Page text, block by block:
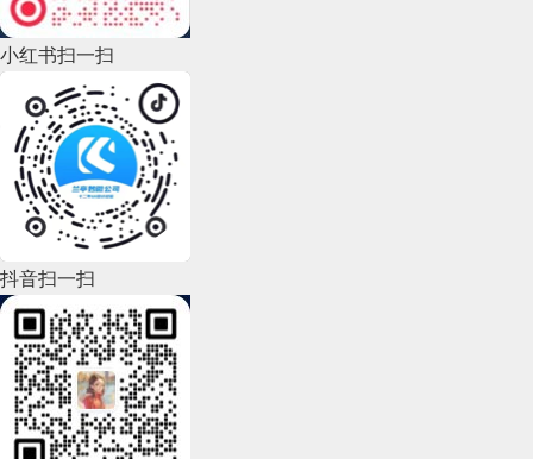
2022年9月(135)
2022年8月(60)
2022年7月(111)
2022年6月(162)
2022年5月(143)
2022年4月(86)
2022年3月(119)
2022年2月(53)
2022年1月(99)
小红书扫一扫
抖音扫一扫